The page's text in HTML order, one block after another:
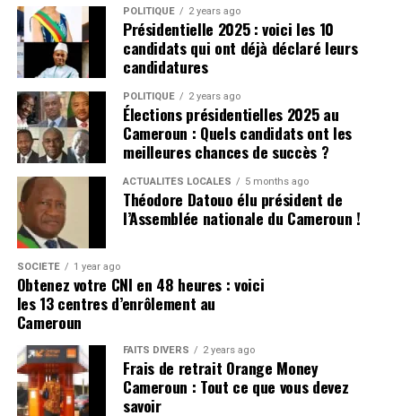
POLITIQUE 2 years ago
Présidentielle 2025 : voici les 10
candidats qui ont déjà déclaré leurs
candidatures
POLITIQUE 2 years ago
Élections présidentielles 2025 au
Cameroun : Quels candidats ont les
meilleures chances de succès ?
ACTUALITÉS LOCALES 5 months ago
Théodore Datouo élu président de
l’Assemblée nationale du Cameroun !
SOCIÉTÉ 1 year ago
Obtenez votre CNI en 48 heures : voici
les 13 centres d’enrôlement au
Cameroun
FAITS DIVERS 2 years ago
Frais de retrait Orange Money
Cameroun : Tout ce que vous devez
savoir